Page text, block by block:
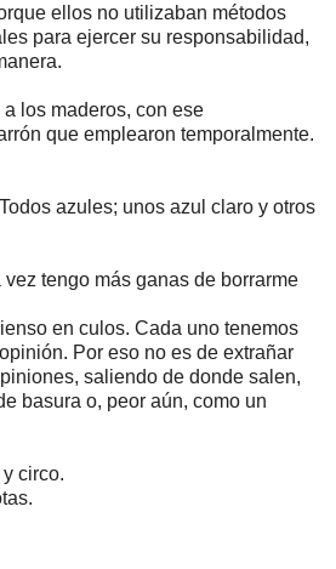
ellos no utilizaban métodos
para ejercer su responsabilidad,
los maderos, con ese
que emplearon temporalmente.
azules; unos azul claro y otros
tengo más ganas de borrarme
en culos. Cada uno tenemos
Por eso no es de extrañar
saliendo de donde salen,
basura o, peor aún, como un
circo.